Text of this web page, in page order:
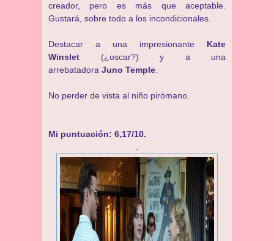
creador, pero es más que aceptable.
Gustará, sobre todo a los incondicionales.
Destacar a una impresionante Kate
Winslet (¿oscar?) y a una
arrebatadora Juno Temple
No perder de vista al niño pirómano.
Mi puntuación: 6,17/10.